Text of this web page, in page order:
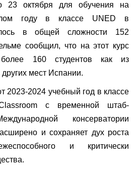
октября для обучения на
году в классе UNED в
в общей сложности 152
сообщил, что на этот курс
160 студентов как из
мест Испании.
2023-2024 учебный год в классе
с временной штаб-
консерватории
и сохраняет дух роста
и критически